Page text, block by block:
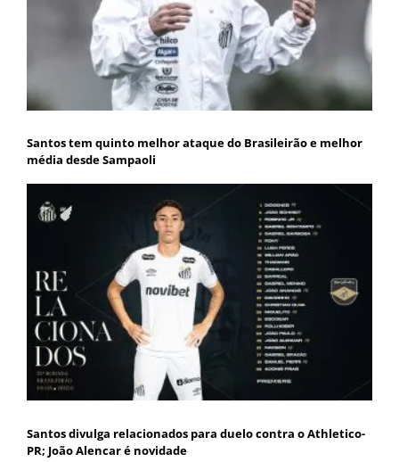
Santos tem quinto melhor ataque do Brasileirão e melhor
média desde Sampaoli
Santos divulga relacionados para duelo contra o Athletico-
PR; João Alencar é novidade